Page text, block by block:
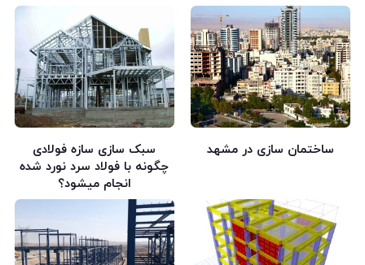
ساختمان سازی در مشهد
سبک سازی سازه فولادی
چگونه با فولاد سرد نورد شده
انجام میشود؟